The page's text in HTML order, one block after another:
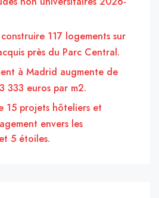
117 logements sur
près du Parc Central.
à Madrid augmente de
333 euros par m2.
15 projets hôteliers et
envers les
5 étoiles.